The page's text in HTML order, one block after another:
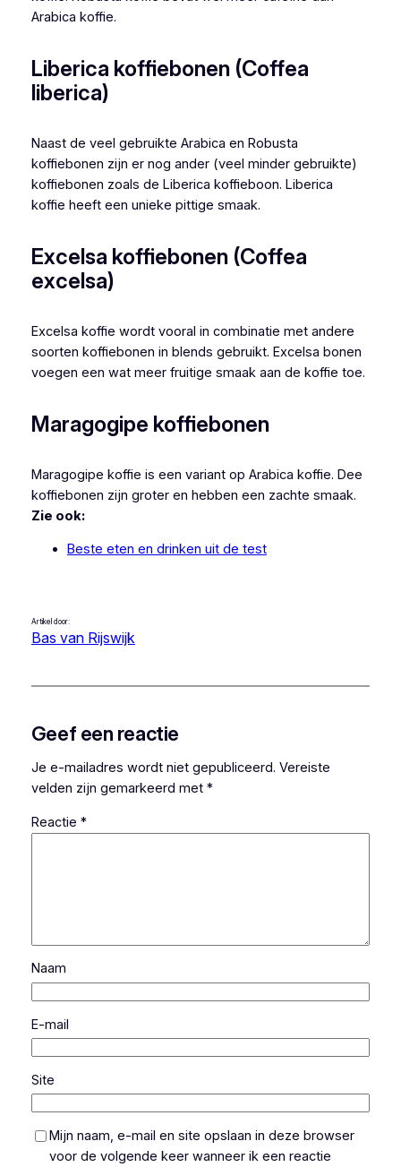
Arabica koffie.
Liberica koffiebonen (Coffea
liberica)
Naast de veel gebruikte Arabica en Robusta
koffiebonen zijn er nog ander (veel minder gebruikte)
koffiebonen zoals de Liberica koffieboon. Liberica
koffie heeft een unieke pittige smaak.
Excelsa koffiebonen (Coffea
excelsa)
Excelsa koffie wordt vooral in combinatie met andere
soorten koffiebonen in blends gebruikt. Excelsa bonen
voegen een wat meer fruitige smaak aan de koffie toe.
Maragogipe koffiebonen
Maragogipe koffie is een variant op Arabica koffie. Dee
koffiebonen zijn groter en hebben een zachte smaak.
Zie ook:
Beste eten en drinken uit de test
Artikel door:
Bas van Rijswijk
Geef een reactie
Je e-mailadres wordt niet gepubliceerd. Vereiste
velden zijn gemarkeerd met *
Reactie *
Naam
E-mail
Site
Mijn naam, e-mail en site opslaan in deze browser
voor de volgende keer wanneer ik een reactie